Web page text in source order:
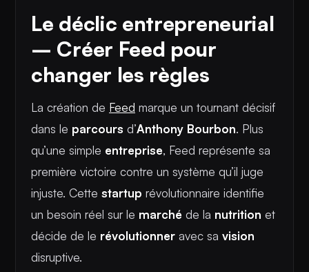
Le déclic entrepreneurial
– Créer Feed pour
changer les règles
La création de Feed marque un tournant décisif
dans le parcours d’Anthony Bourbon. Plus
qu’une simple entreprise, Feed représente sa
première victoire contre un système qu’il juge
injuste. Cette startup révolutionnaire identifie
un besoin réel sur le marché de la nutrition et
décide de le révolutionner avec sa vision
disruptive.